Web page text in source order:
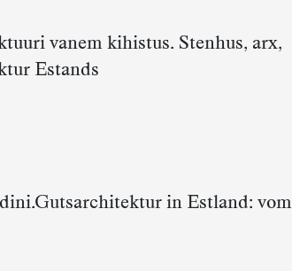
vanem kihistus. Stenhus, arx,
Estands
in Estland: vom